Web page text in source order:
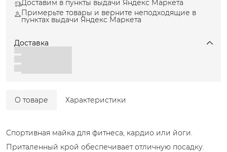
Доставим в пункты выдачи Яндекс Маркета
Примерьте товары и верните неподходящие в
пунктах выдачи Яндекс Маркета
Доставка
О товаре Характеристики
Спортивная майка для фитнеса, кардио или йоги.
Приталенный крой обеспечивает отличную посадку.